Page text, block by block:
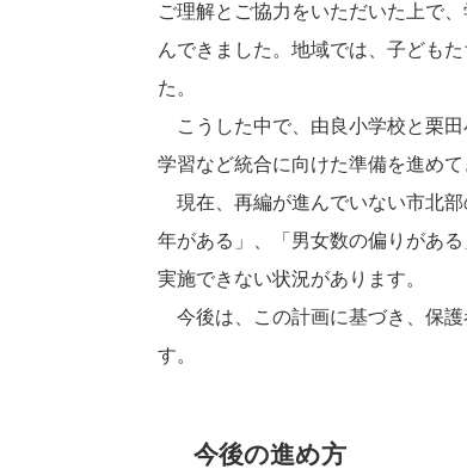
ご理解とご協力をいただいた上で
んできました。地域では、子ども
た。
こうした中で、由良小学校と栗
学習など統合に向けた準備を進めて
現在、再編が進んでいない市北
年がある」、「男女数の偏りがあ
実施できない状況があります。
今後は、この計画に基づき、保護
す。
今後の進め方